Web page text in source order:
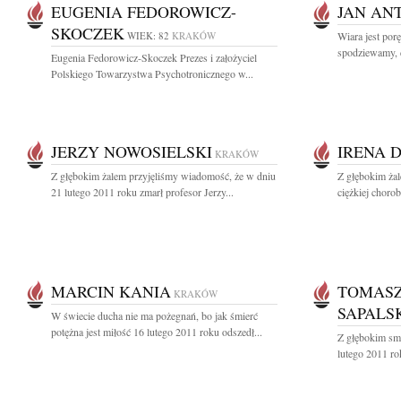
EUGENIA FEDOROWICZ-
SKOCZEK WIEK: 82 KRAKÓW
Eugenia Fedorowicz-Skoczek Prezes i założyciel
Polskiego Towarzystwa Psychotronicznego w...
JAN
Wiara jest
JERZY NOWOSIELSKI KRAKÓW
Z głębokim żalem przyjęliśmy wiadomość, że w dniu
21 lutego 2011 roku zmarł profesor Jerzy...
IRENA
Z głębokim
ciężkiej
MARCIN KANIA KRAKÓW
W świecie ducha nie ma pożegnań, bo jak śmierć
potężna jest miłość 16 lutego 2011 roku odszedł...
Z głębokim
lutego 2011